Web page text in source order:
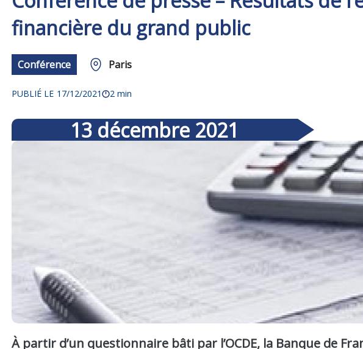
financière du grand public
Conférence Paris
PUBLIÉ LE 17/12/2021 2 min
13 décembre 2021
À partir d’un questionnaire bâti par l’OCDE, la Banque de